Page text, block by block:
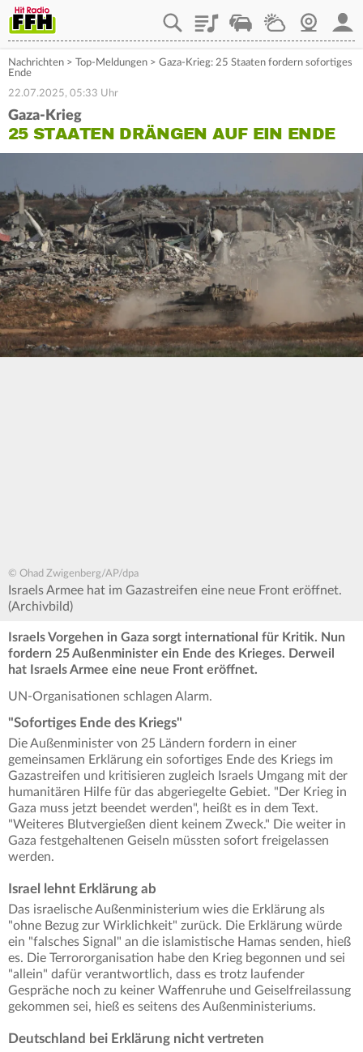
PlaylistStaupilotWetterWebcam
Nachrichten > Top-Meldungen > Gaza-Krieg: 25 Staaten fordern sofortiges
Ende
22.07.2025, 05:33 Uhr
Gaza-Krieg
25 STAATEN DRÄNGEN AUF EIN ENDE
© Ohad Zwigenberg/AP/dpa
Israels Armee hat im Gazastreifen eine neue Front eröffnet.
(Archivbild)
Israels Vorgehen in Gaza sorgt international für Kritik. Nun
fordern 25 Außenminister ein Ende des Krieges. Derweil
hat Israels Armee eine neue Front eröffnet.
UN-Organisationen schlagen Alarm.
"Sofortiges Ende des Kriegs"
Die Außenminister von 25 Ländern fordern in einer
gemeinsamen Erklärung ein sofortiges Ende des Kriegs im
Gazastreifen und kritisieren zugleich Israels Umgang mit der
humanitären Hilfe für das abgeriegelte Gebiet. "Der Krieg in
Gaza muss jetzt beendet werden", heißt es in dem Text.
"Weiteres Blutvergießen dient keinem Zweck." Die weiter in
Gaza festgehaltenen Geiseln müssten sofort freigelassen
werden.
Israel lehnt Erklärung ab
Das israelische Außenministerium wies die Erklärung als
"ohne Bezug zur Wirklichkeit" zurück. Die Erklärung würde
ein "falsches Signal" an die islamistische Hamas senden, hieß
es. Die Terrororganisation habe den Krieg begonnen und sei
"allein" dafür verantwortlich, dass es trotz laufender
Gespräche noch zu keiner Waffenruhe und Geiselfreilassung
gekommen sei, hieß es seitens des Außenministeriums.
Deutschland bei Erklärung nicht vertreten